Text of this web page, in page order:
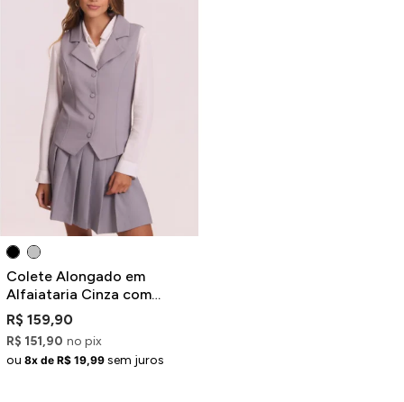
Colete Alongado em
Alfaiataria Cinza com
Recortes
R$ 159,90
R$ 151,90 no pix
ou 8x de R$ 19,99 sem juros